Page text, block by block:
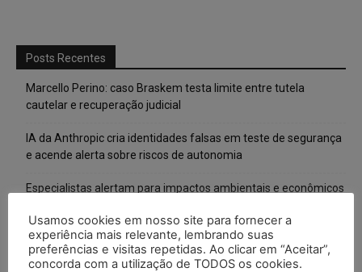
Posts Recentes
Marcello Perino: caso Braskem testa limite entre tutela
cautelar e recuperação judicial
IA da Anthropic cria identidades falsas em teste de segurança
e acende alerta sobre riscos de autonomia
Especialistas alertam para impactos ambientais e econômicos
TSE reforça que sistemas das urnas eletrônicas tornam-se
invioláveis após assinatura digital e lacração
Usamos cookies em nosso site para fornecer a
experiência mais relevante, lembrando suas
preferências e visitas repetidas. Ao clicar em “Aceitar”,
concorda com a utilização de TODOS os cookies.